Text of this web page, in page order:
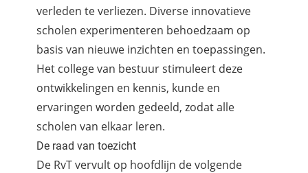
verleden te verliezen. Diverse innovatieve
scholen experimenteren behoedzaam op
basis van nieuwe inzichten en toepassingen.
Het college van bestuur stimuleert deze
ontwikkelingen en kennis, kunde en
ervaringen worden gedeeld, zodat alle
scholen van elkaar leren.
De raad van toezicht
De RvT vervult op hoofdlijn de volgende